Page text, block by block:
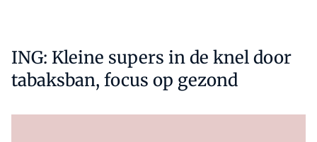
ING: Kleine supers in de knel door
tabaksban, focus op gezond